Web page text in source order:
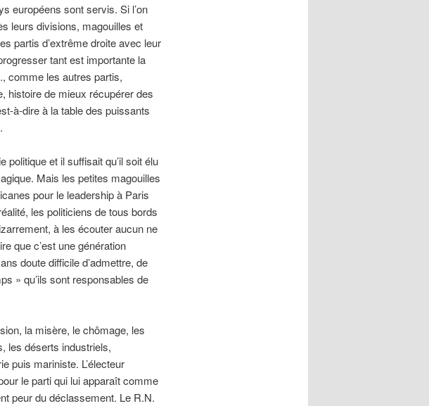
européens sont servis. Si l’on
leurs divisions, magouilles et
partis d’extrême droite avec leur
tant est importante la
comme les autres partis,
histoire de mieux récupérer des
à-dire à la table des puissants
et il suffisait qu’il soit élu
Mais les petites magouilles
pour le leadership à Paris
les politiciens de tous bords
à les écouter aucun ne
que c’est une génération
doute difficile d’admettre, de
» qu’ils sont responsables de
la misère, le chômage, les
les déserts industriels,
puis mariniste. L’électeur
le parti qui lui apparaît comme
peur du déclassement. Le R.N.